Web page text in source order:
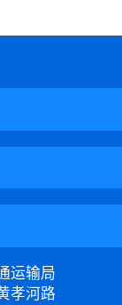
运输局
孝河路